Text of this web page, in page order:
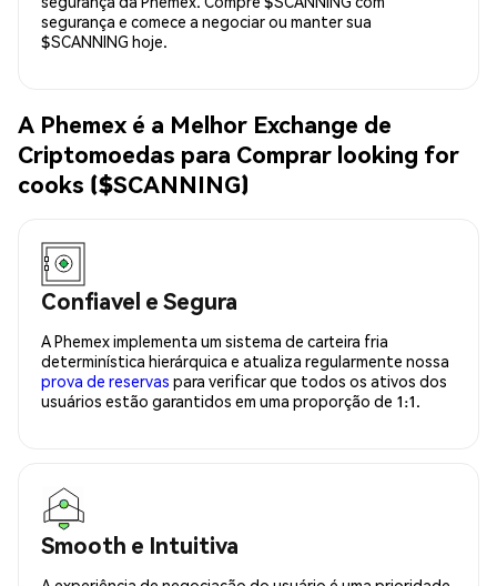
segurança e comece a negociar ou manter sua
$SCANNING hoje.
A Phemex é a Melhor Exchange de
Criptomoedas para Comprar looking for
cooks ($SCANNING)
Confiavel e Segura
A Phemex implementa um sistema de carteira fria
determinística hierárquica e atualiza regularmente nossa
prova de reservas para verificar que todos os ativos dos
usuários estão garantidos em uma proporção de 1:1.
Smooth e Intuitiva